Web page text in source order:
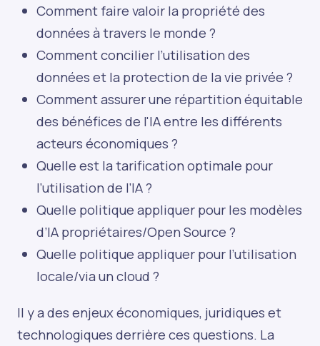
Comment faire valoir la propriété des
données à travers le monde ?
Comment concilier l’utilisation des
données et la protection de la vie privée ?
Comment assurer une répartition équitable
des bénéfices de l'IA entre les différents
acteurs économiques ?
Quelle est la tarification optimale pour
l’utilisation de l’IA ?
Quelle politique appliquer pour les modèles
d’IA propriétaires/Open Source ?
Quelle politique appliquer pour l’utilisation
locale/via un cloud ?
Il y a des enjeux économiques, juridiques et
technologiques derrière ces questions. La